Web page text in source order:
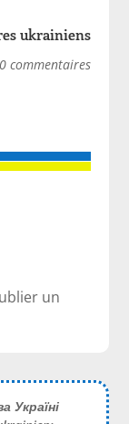
ukrainiens
0 commentaires
un
Україні